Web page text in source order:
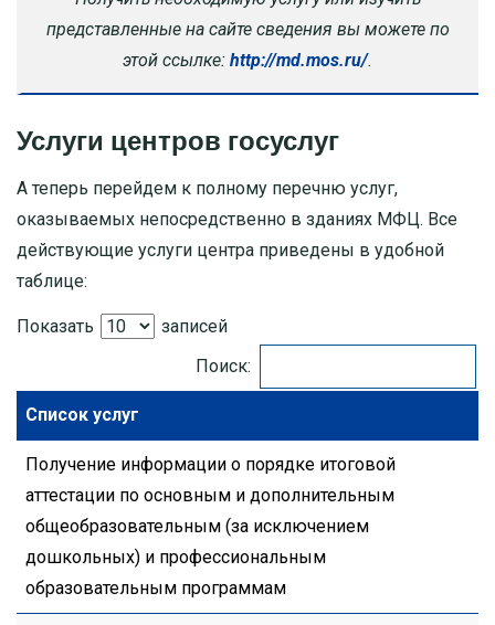
представленные на сайте сведения вы можете по
этой ссылке: http://md.mos.ru/.
Услуги центров госуслуг
А теперь перейдем к полному перечню услуг,
оказываемых непосредственно в зданиях МФЦ. Все
действующие услуги центра приведены в удобной
таблице:
Показать
записей
Поиск:
Список услуг
Получение информации о порядке итоговой
аттестации по основным и дополнительным
общеобразовательным (за исключением
дошкольных) и профессиональным
образовательным программам